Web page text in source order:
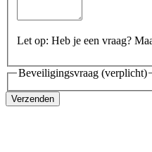
Let op: Heb je een vraag?
Beveiligingsvraag (verplicht)
Verzenden